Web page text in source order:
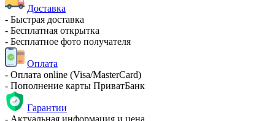
Доставка
- Быстрая доставка
- Бесплатная открытка
- Бесплатное фото получателя
Оплата
- Оплата online (Visa/MasterCard)
- Пополнение карты ПриватБанк
Гарантии
- Актуальная информация и цена